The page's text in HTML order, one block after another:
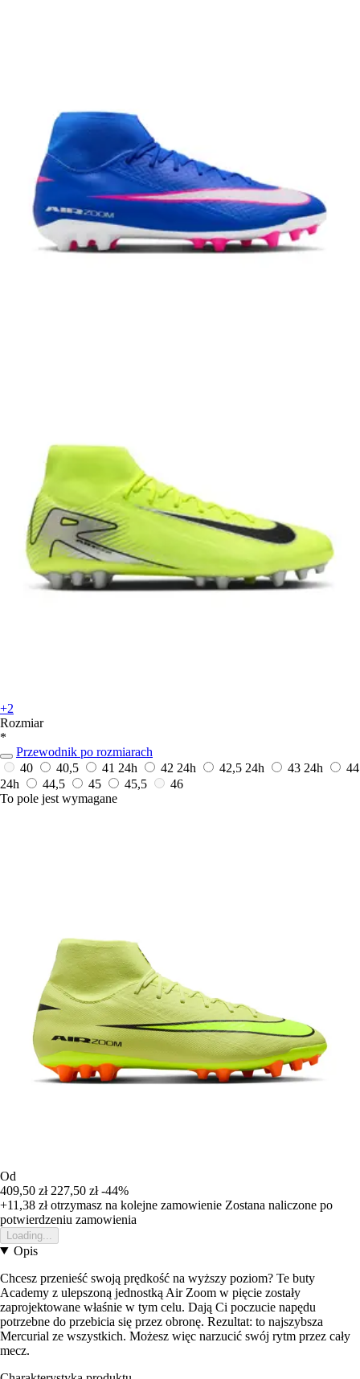
+2
Rozmiar
*
Przewodnik po rozmiarach
40
40,5 41 24h 42 24h 42,5 24h 43 24h
44
24h
44,5 45 45,5
46
To pole jest wymagane
Od
409,50 zł 227,50 zł -44%
+11,38 złotrzymasz na kolejne zamowienie Zostana naliczone po
potwierdzeniu zamowienia
Loading...
Opis
Chcesz przenieść swoją prędkość na wyższy poziom? Te buty
Academy z ulepszoną jednostką Air Zoom w pięcie zostały
zaprojektowane właśnie w tym celu. Dają Ci poczucie napędu
potrzebne do przebicia się przez obronę. Rezultat: to najszybsza
Mercurial ze wszystkich. Możesz więc narzucić swój rytm przez cały
mecz.